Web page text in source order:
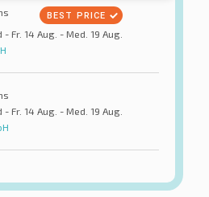
Fr. 14 Aug. - Med. 19 Aug.
Fr. 14 Aug. - Med. 19 Aug.